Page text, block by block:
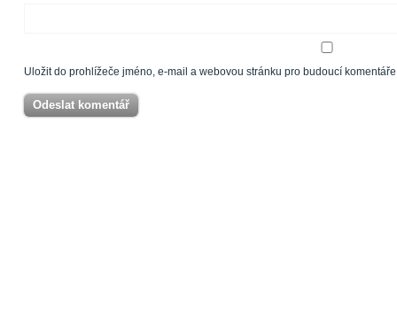
Uložit do prohlížeče jméno, e-mail a webovou stránku pro budoucí